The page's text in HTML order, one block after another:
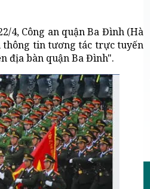
4, Công an quận Ba Đình (Hà
thông tin tương tác trực tuyến
địa bàn quận Ba Đình".